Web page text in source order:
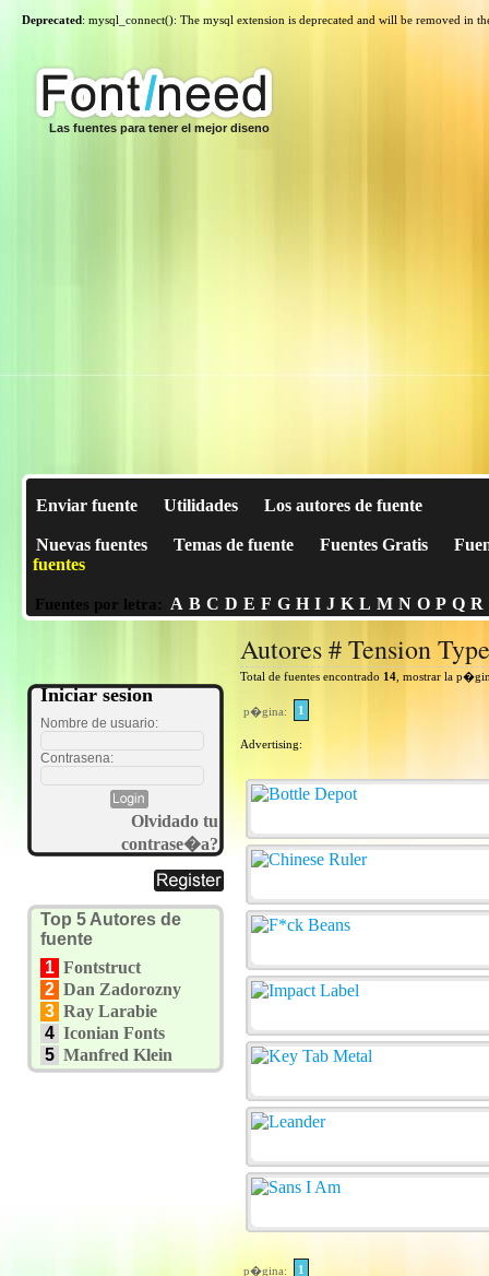
Deprecated: mysql_connect(): The mysql extension is deprecated and will be removed in
Las fuentes para tener el mejor diseno
Enviar fuente Utilidades Los autores de fuente
Nuevas fuentes Temas de fuente Fuentes Gratis
fuentes
Fuentes por letra: A B C D E F G H I J K L M N O P Q R
Iniciar sesion
Nombre de usuario:
Contrasena:
Olvidado tu
contrase�a?
Top 5 Autores de
fuente
1 Fontstruct
2 Dan Zadorozny
3 Ray Larabie
4 Iconian Fonts
5 Manfred Klein
Autores # Tension Type
Total de fuentes encontrado 14 , mostrar la
p�gina: 1
Advertising:
p�gina: 1